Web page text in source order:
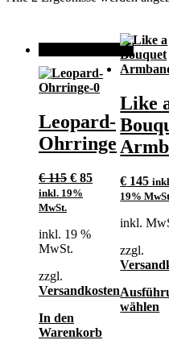
ANGEBOT!
Leopard-
Ohrringe
€115 Ursprünglicher
Preis
€ 85Aktueller
inkl. 19%
MwSt.
inkl. 19 %
MwSt.
zzgl.
Versandkosten
In den
Warenkorb
Like
€ 145
19%
inkl.
zzgl.
wählen